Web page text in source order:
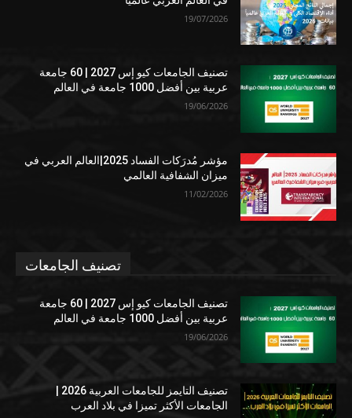
19/07/2026
تصنيف الجامعات كيو إس 2027 | 60 جامعة
عربية بين أفضل 1000 جامعة في العالم
19/06/2026
مؤشر مُدرَكات الفساد 2025|العالم العربي في
ميزان الشفافية العالمي
11/02/2026
تصنيف الجامعات
تصنيف الجامعات كيو إس 2027 | 60 جامعة
عربية بين أفضل 1000 جامعة في العالم
19/06/2026
الجامعات الأكثر تميزا في بلاد العرب